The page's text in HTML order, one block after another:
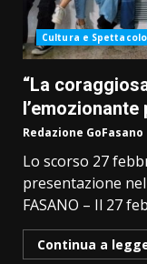
Cultura e Spettacolo
“La
Redazione GoFasano
Lo scorso 27
presentazione
FASANO – Il 27
Continua a